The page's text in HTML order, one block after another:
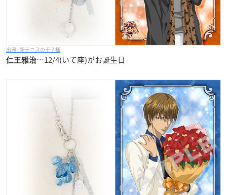
新テニスの王子様
仁王雅治…12/4(いて座)がお誕生日